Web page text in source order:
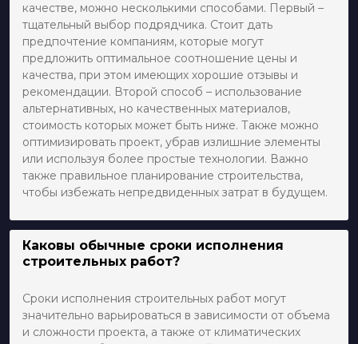
качестве, можно несколькими способами. Первый –
тщательный выбор подрядчика. Стоит дать
предпочтение компаниям, которые могут
предложить оптимальное соотношение цены и
качества, при этом имеющих хорошие отзывы и
рекомендации. Второй способ – использование
альтернативных, но качественных материалов,
стоимость которых может быть ниже. Также можно
оптимизировать проект, убрав излишние элементы
или используя более простые технологии. Важно
также правильное планирование строительства,
чтобы избежать непредвиденных затрат в будущем.
Каковы обычные сроки исполнения
строительных работ?
Сроки исполнения строительных работ могут
значительно варьироваться в зависимости от объема
и сложности проекта, а также от климатических